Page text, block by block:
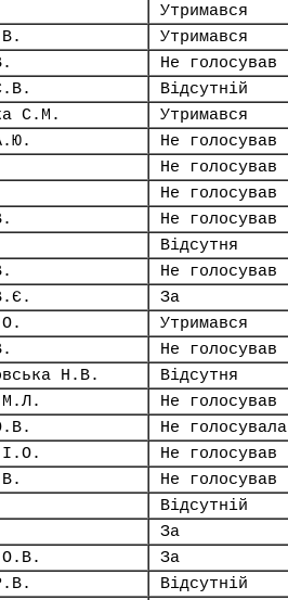
Утримався
Утримався
Не голосував
Відсутній
С.М.
Утримався
Не голосував
Не голосував
Не голосував
Не голосував
Відсутня
Не голосував
За
Утримався
Не голосував
Н.В.
Відсутня
М.Л.
Не голосував
Не голосувала
І.О.
Не голосував
Не голосував
Відсутній
За
О.В.
За
Відсутній